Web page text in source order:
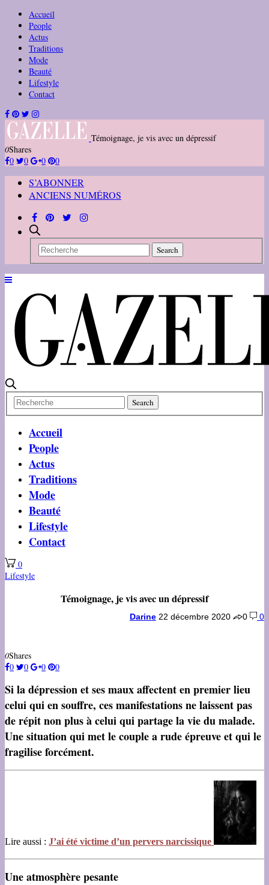
Accueil
People
Actus
Traditions
Mode
Beauté
Lifestyle
Contact
Témoignage, je vis avec un dépressif
0Shares
0
0 0 0
S’ABONNER
ANCIENS NUMÉROS
Accueil
People
Actus
Traditions
Mode
Beauté
Lifestyle
Contact
0
Lifestyle
Témoignage, je vis avec un dépressif
Darine 22 décembre 2020 0 0
0Shares
0
0 0 0
Si la dépression et ses maux affectent en premier lieu
celui qui en souffre, ces manifestations ne laissent pas
de répit non plus à celui qui partage la vie du malade.
Une situation qui met le couple a rude épreuve et qui le
fragilise forcément.
Lire aussi : J’ai été victime d’un pervers narcissique
Une atmosphère pesante